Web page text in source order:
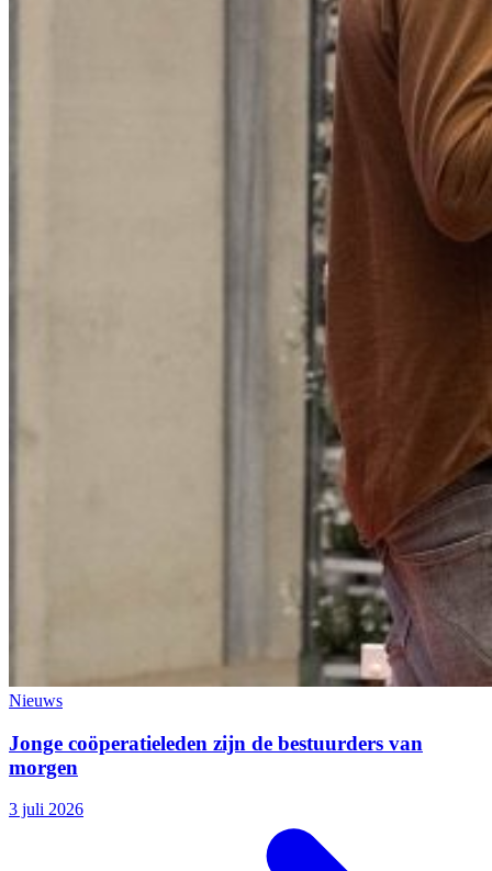
Nieuws
Jonge coöperatieleden zijn de bestuurders van
morgen
3 juli 2026